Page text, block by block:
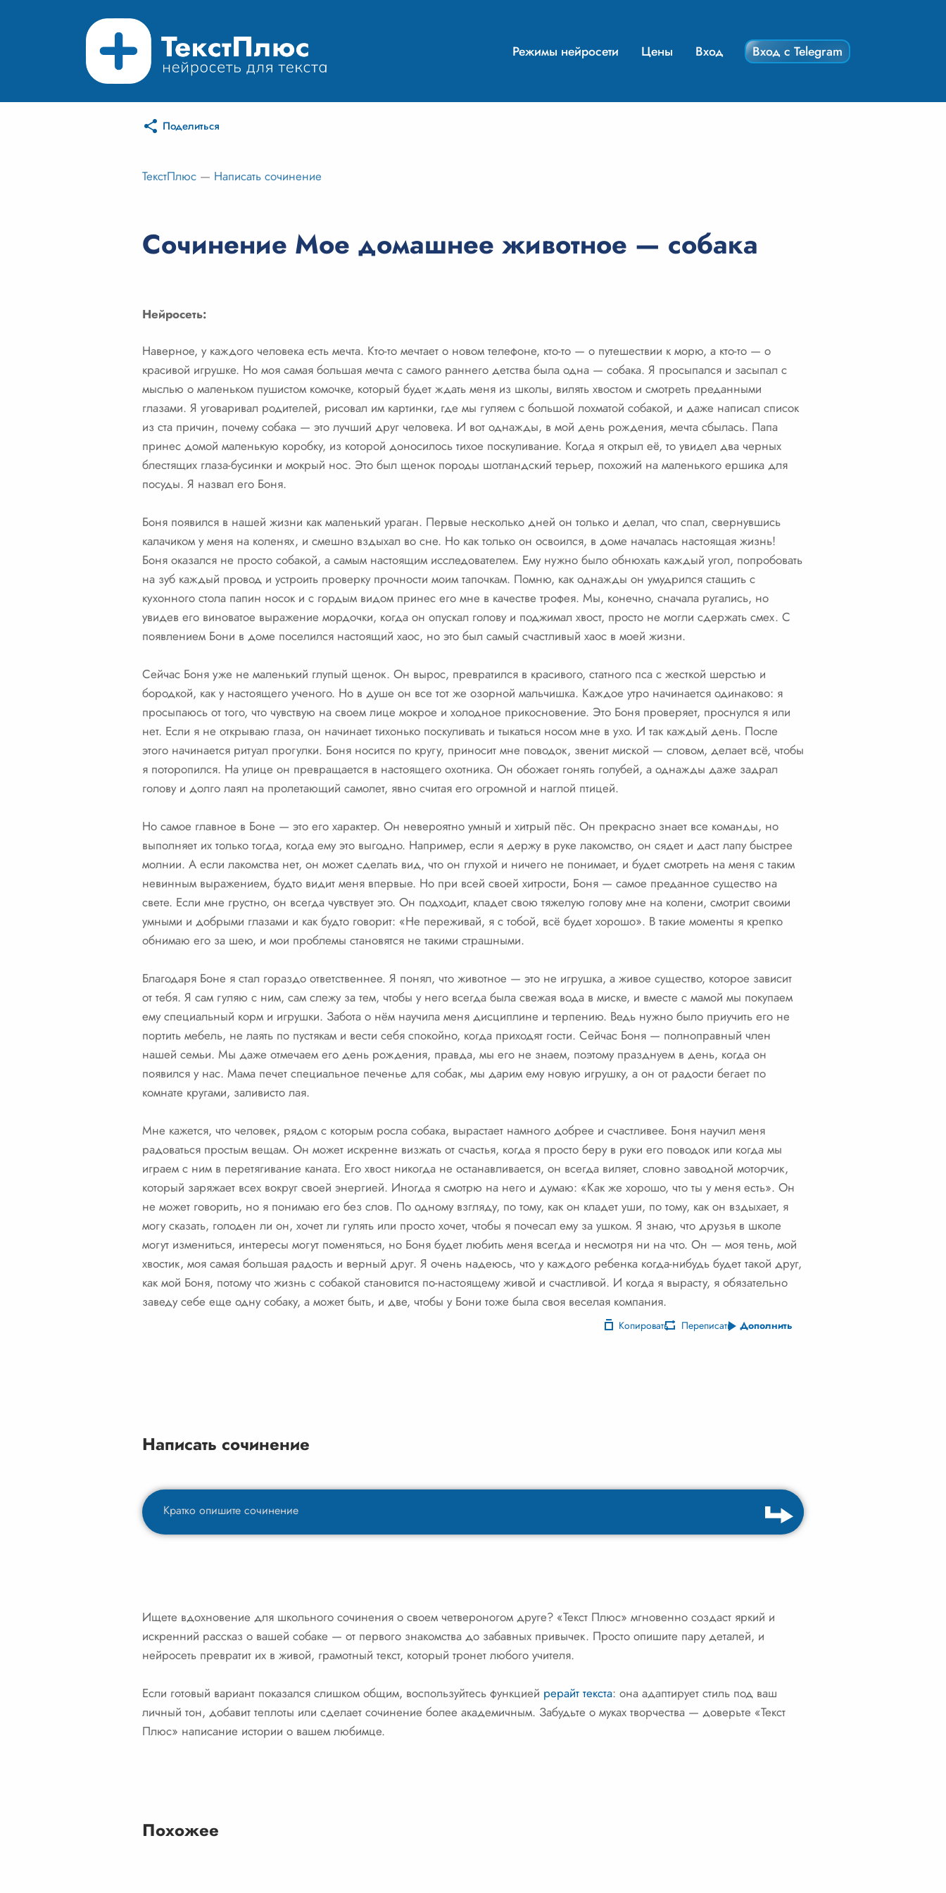
Режимы нейросети Цены Вход Вход с Telegram
Поделиться
ТекстПлюс — Написать сочинение
Сочинение Мое домашнее животное — собака
Нейросеть:
Наверное, у каждого человека есть мечта. Кто-то мечтает о новом телефоне, кто-то — о путешествии к морю, а кто-то — о
красивой игрушке. Но моя самая большая мечта с самого раннего детства была одна — собака. Я просыпался и засыпал с
мыслью о маленьком пушистом комочке, который будет ждать меня из школы, вилять хвостом и смотреть преданными
глазами. Я уговаривал родителей, рисовал им картинки, где мы гуляем с большой лохматой собакой, и даже написал список
из ста причин, почему собака — это лучший друг человека. И вот однажды, в мой день рождения, мечта сбылась. Папа
принес домой маленькую коробку, из которой доносилось тихое поскуливание. Когда я открыл её, то увидел два черных
блестящих глаза-бусинки и мокрый нос. Это был щенок породы шотландский терьер, похожий на маленького ершика для
посуды. Я назвал его Боня.
Боня появился в нашей жизни как маленький ураган. Первые несколько дней он только и делал, что спал, свернувшись
калачиком у меня на коленях, и смешно вздыхал во сне. Но как только он освоился, в доме началась настоящая жизнь!
Боня оказался не просто собакой, а самым настоящим исследователем. Ему нужно было обнюхать каждый угол, попробовать
на зуб каждый провод и устроить проверку прочности моим тапочкам. Помню, как однажды он умудрился стащить с
кухонного стола папин носок и с гордым видом принес его мне в качестве трофея. Мы, конечно, сначала ругались, но
увидев его виноватое выражение мордочки, когда он опускал голову и поджимал хвост, просто не могли сдержать смех. С
появлением Бони в доме поселился настоящий хаос, но это был самый счастливый хаос в моей жизни.
Сейчас Боня уже не маленький глупый щенок. Он вырос, превратился в красивого, статного пса с жесткой шерстью и
бородкой, как у настоящего ученого. Но в душе он все тот же озорной мальчишка. Каждое утро начинается одинаково: я
просыпаюсь от того, что чувствую на своем лице мокрое и холодное прикосновение. Это Боня проверяет, проснулся я или
нет. Если я не открываю глаза, он начинает тихонько поскуливать и тыкаться носом мне в ухо. И так каждый день. После
этого начинается ритуал прогулки. Боня носится по кругу, приносит мне поводок, звенит миской — словом, делает всё, чтобы
я поторопился. На улице он превращается в настоящего охотника. Он обожает гонять голубей, а однажды даже задрал
голову и долго лаял на пролетающий самолет, явно считая его огромной и наглой птицей.
Но самое главное в Боне — это его характер. Он невероятно умный и хитрый пёс. Он прекрасно знает все команды, но
выполняет их только тогда, когда ему это выгодно. Например, если я держу в руке лакомство, он сядет и даст лапу быстрее
молнии. А если лакомства нет, он может сделать вид, что он глухой и ничего не понимает, и будет смотреть на меня с таким
невинным выражением, будто видит меня впервые. Но при всей своей хитрости, Боня — самое преданное существо на
свете. Если мне грустно, он всегда чувствует это. Он подходит, кладет свою тяжелую голову мне на колени, смотрит своими
умными и добрыми глазами и как будто говорит: «Не переживай, я с тобой, всё будет хорошо». В такие моменты я крепко
обнимаю его за шею, и мои проблемы становятся не такими страшными.
Благодаря Боне я стал гораздо ответственнее. Я понял, что животное — это не игрушка, а живое существо, которое зависит
от тебя. Я сам гуляю с ним, сам слежу за тем, чтобы у него всегда была свежая вода в миске, и вместе с мамой мы покупаем
ему специальный корм и игрушки. Забота о нём научила меня дисциплине и терпению. Ведь нужно было приучить его не
портить мебель, не лаять по пустякам и вести себя спокойно, когда приходят гости. Сейчас Боня — полноправный член
нашей семьи. Мы даже отмечаем его день рождения, правда, мы его не знаем, поэтому празднуем в день, когда он
появился у нас. Мама печет специальное печенье для собак, мы дарим ему новую игрушку, а он от радости бегает по
комнате кругами, заливисто лая.
Мне кажется, что человек, рядом с которым росла собака, вырастает намного добрее и счастливее. Боня научил меня
радоваться простым вещам. Он может искренне визжать от счастья, когда я просто беру в руки его поводок или когда мы
играем с ним в перетягивание каната. Его хвост никогда не останавливается, он всегда виляет, словно заводной моторчик,
который заряжает всех вокруг своей энергией. Иногда я смотрю на него и думаю: «Как же хорошо, что ты у меня есть». Он
не может говорить, но я понимаю его без слов. По одному взгляду, по тому, как он кладет уши, по тому, как он вздыхает, я
могу сказать, голоден ли он, хочет ли гулять или просто хочет, чтобы я почесал ему за ушком. Я знаю, что друзья в школе
могут измениться, интересы могут поменяться, но Боня будет любить меня всегда и несмотря ни на что. Он — моя тень, мой
хвостик, моя самая большая радость и верный друг. Я очень надеюсь, что у каждого ребенка когда-нибудь будет такой друг,
как мой Боня, потому что жизнь с собакой становится по-настоящему живой и счастливой. И когда я вырасту, я обязательно
заведу себе еще одну собаку, а может быть, и две, чтобы у Бони тоже была своя веселая компания.
Копировать Переписать Дополнить
Написать сочинение
Ищете вдохновение для школьного сочинения о своем четвероногом друге? «Текст Плюс» мгновенно создаст яркий и
искренний рассказ о вашей собаке — от первого знакомства до забавных привычек. Просто опишите пару деталей, и
нейросеть превратит их в живой, грамотный текст, который тронет любого учителя.
Если готовый вариант показался слишком общим, воспользуйтесь функцией рерайт текста: она адаптирует стиль под ваш
личный тон, добавит теплоты или сделает сочинение более академичным. Забудьте о муках творчества — доверьте «Текст
Плюс» написание истории о вашем любимце.
Похожее